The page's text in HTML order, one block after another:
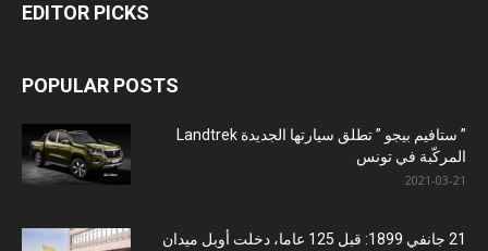
EDITOR PICKS
POPULAR POSTS
” ستافيم بيجو ” تطلق سيارتها الجديدة Landtrek
المركّبة في تونس
2021-03-21
21 جانفي 1899: قبل 125 عاما، دخلت أوبل ميدان